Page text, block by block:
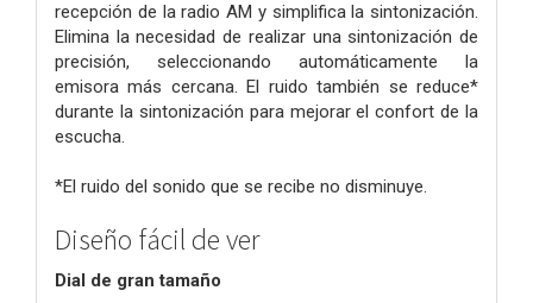
recepción de la radio AM y simplifica la sintonización.
Elimina la necesidad de realizar una sintonización de
precisión, seleccionando automáticamente la
emisora más cercana. El ruido también se reduce*
durante la sintonización para mejorar el confort de la
escucha.
*El ruido del sonido que se recibe no disminuye.
Diseño fácil de ver
Dial de gran tamaño